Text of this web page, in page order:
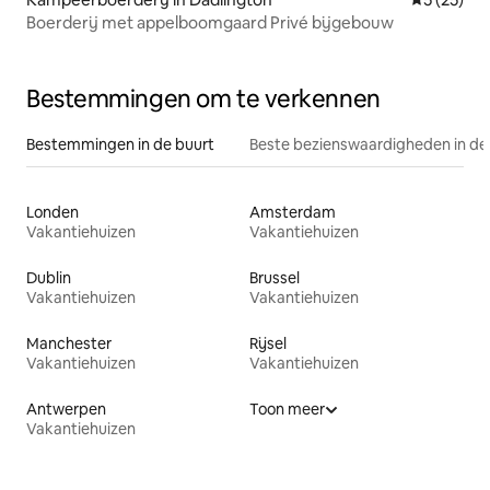
Boerderij met appelboomgaard Privé bijgebouw
Bestemmingen om te verkennen
Bestemmingen in de buurt Beste bezienswaardigheden in
Londen
Vakantiehuizen
Amsterdam
Vakantiehuizen
Dublin
Vakantiehuizen
Brussel
Vakantiehuizen
Manchester
Vakantiehuizen
Rijsel
Vakantiehuizen
Antwerpen
Vakantiehuizen
Toon meer